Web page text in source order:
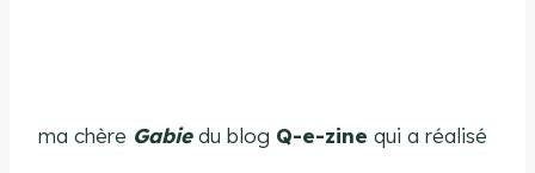
ma chère Gabiedu blog Q-e-zine qui a réalisé